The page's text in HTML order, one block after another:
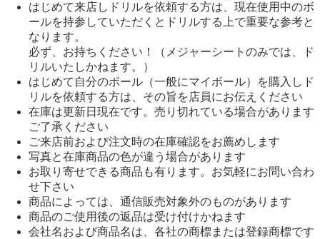
はじめて来店しドリルを依頼する方は、現在使用中のボ
ールを持参していただくとドリルする上で重要な参考と
なります。
必ず、お持ちください！（メジャーシートのみでは、ド
リルいたしかねます。）
はじめて自分のボール（一般にマイボール）を購入しド
リルを依頼する方は、その旨を店員にお伝えください
在庫は更新日現在です。売り切れている場合があります
ご了承ください
ご来店前および注文時の在庫確認をお薦めします
写真と在庫商品の色が違う場合があります
お取り寄せできる商品も有ります。お気軽にお問い合わ
せ下さい
商品によっては、通信販売対象外のものがあります
商品のご使用後の返品は受け付けかねます
会社名および商品名は、各社の商標または登録商標です